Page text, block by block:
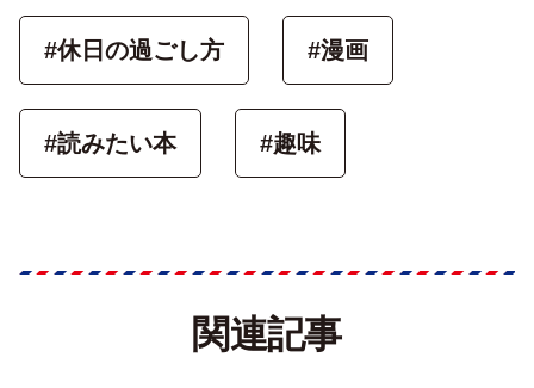
#休日の過ごし方 #漫画
#読みたい本 #趣味
関連記事